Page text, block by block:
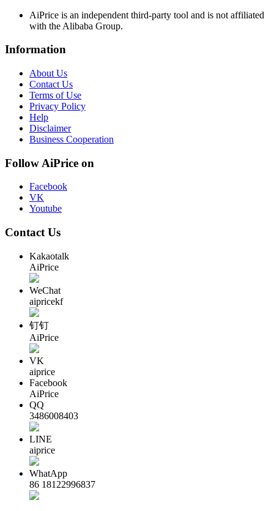
AiPrice is an independent third-party tool and is not affiliated
with the Alibaba Group.
Information
About Us
Contact Us
Terms of Use
Privacy Policy
Help
Disclaimer
Business Cooperation
Follow AiPrice on
Facebook
VK
Youtube
Contact Us
Kakaotalk
AiPrice
WeChat
aipricekf
钉钉
AiPrice
VK
aiprice
Facebook
AiPrice
QQ
3486008403
LINE
aiprice
WhatApp
86 18122996837